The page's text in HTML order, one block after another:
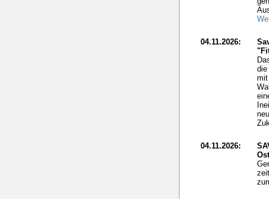
04.11.2026:
die
04.11.2026: